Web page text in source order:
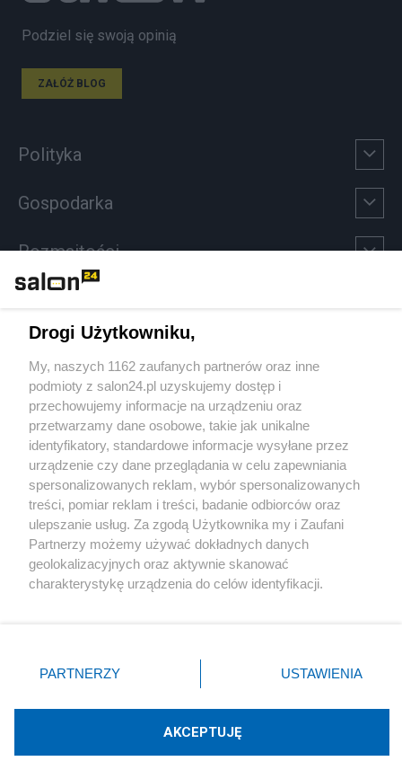
Podziel się swoją opinią
ZAŁÓŻ BLOG
Polityka
Gospodarka
Rozmaitości
Sport
Społeczeństwo
Kultura
X Facebook Instagram Youtube
Technologię dostarcza:W3media.pl
Drogi Użytkowniku,
My, naszych 1162 zaufanych partnerów oraz inne
podmioty z salon24.pl uzyskujemy dostęp i
przechowujemy informacje na urządzeniu oraz
przetwarzamy dane osobowe, takie jak unikalne
identyfikatory, standardowe informacje wysyłane przez
urządzenie czy dane przeglądania w celu zapewniania
spersonalizowanych reklam, wybór spersonalizowanych
treści, pomiar reklam i treści, badanie odbiorców oraz
ulepszanie usług. Za zgodą Użytkownika my i Zaufani
Partnerzy możemy używać dokładnych danych
geolokalizacyjnych oraz aktywnie skanować
charakterystykę urządzenia do celów identyfikacji.
zmienić/wycofać klikając przycisk ustawień prywatności
znajdujący się w lewym dolnym rogu strony
rodzaje przetwarzania danych nie wymagają zgody
użytkownika, ale masz prawo sprzeciwić się takiemu
PARTNERZY USTAWIENIA
AKCEPTUJĘ